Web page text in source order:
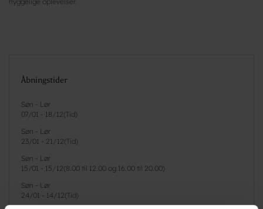
Åbningstider
Søn - Lør
07/01 - 18/12( Tid)
Søn - Lør
23/01 - 21/12( Tid)
Søn - Lør
15/01 - 15/12( 8.00 til 12.00 og 16.00 til 20.00)
Søn - Lør
24/01 - 14/12( Tid)